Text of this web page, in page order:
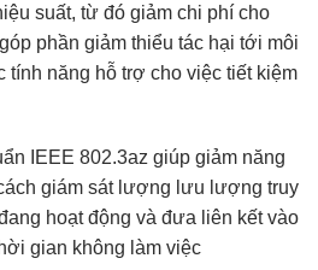
suất, từ đó giảm chi phí cho
phần giảm thiểu tác hại tới môi
tính năng hỗ trợ cho việc tiết kiệm
IEEE 802.3az giúp giảm năng
giám sát lượng lưu lượng truy
hoạt động và đưa liên kết vào
gian không làm việc